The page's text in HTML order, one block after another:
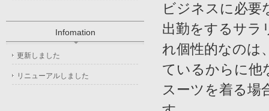
ビジネスに必要
出勤をするサラ
れ個性的なのは
ているからに他
スーツを着る場
Infomation
更新しました
リニューアルしました